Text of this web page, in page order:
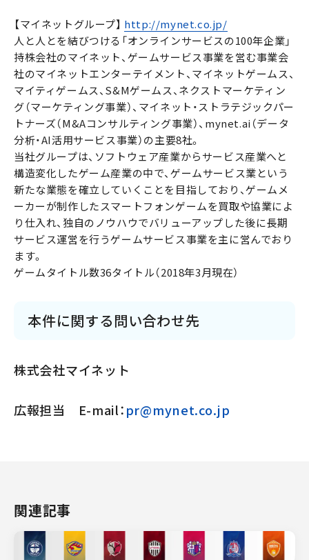
【マイネットグループ】 http://mynet.co.jp/
人と人とを結びつける「オンラインサービスの100年企業」
持株会社のマイネット、ゲームサービス事業を営む事業会
社のマイネットエンターテイメント、マイネットゲームス、
マイティゲームス、S&Mゲームス、ネクストマーケティン
グ（マーケティング事業）、マイネット・ストラテジックパー
トナーズ（M&Aコンサルティング事業）、mynet.ai（データ
分析・AI活用サービス事業）の主要8社。
当社グループは、ソフトウェア産業からサービス産業へと
構造変化したゲーム産業の中で、ゲームサービス業という
新たな業態を確立していくことを目指しており、ゲームメ
ーカーが制作したスマートフォンゲームを買取や協業によ
り仕入れ、独自のノウハウでバリューアップした後に長期
サービス運営を行うゲームサービス事業を主に営んでおり
ます。
ゲームタイトル数36タイトル（2018年3月現在）
本件に関する問い合わせ先
株式会社マイネット
広報担当 E-mail：pr@mynet.co.jp
関連記事